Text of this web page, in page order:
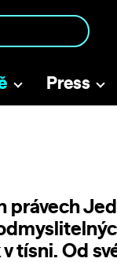
Press
právech
v tísni. Od